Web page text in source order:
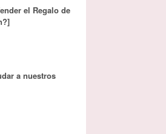
el Regalo de
a nuestros